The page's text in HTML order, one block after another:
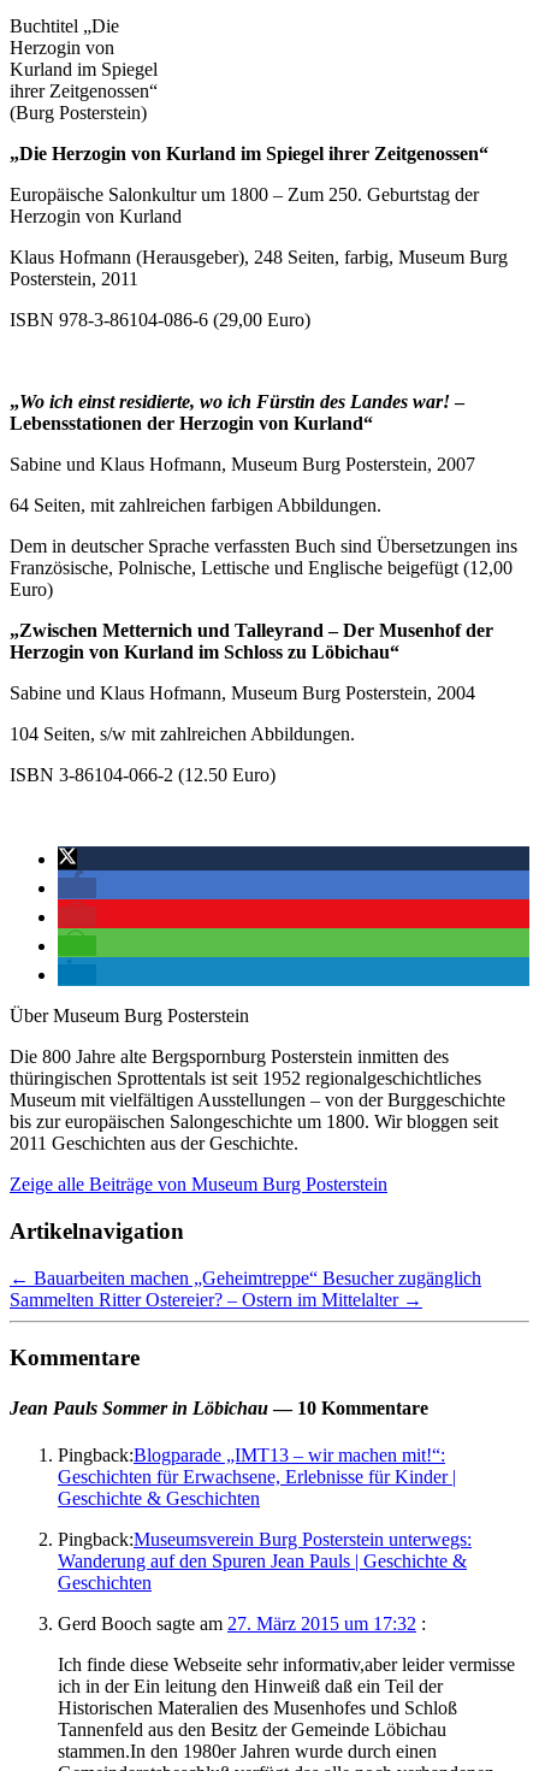
Buchtitel „Die
Herzogin von
Kurland im Spiegel
ihrer Zeitgenossen“
(Burg Posterstein)
„Die Herzogin von Kurland im Spiegel ihrer Zeitgenossen“
Europäische Salonkultur um 1800 – Zum 250. Geburtstag der
Herzogin von Kurland
Klaus Hofmann (Herausgeber), 248 Seiten, farbig, Museum Burg
Posterstein, 2011
ISBN 978-3-86104-086-6 (29,00 Euro)
„Wo ich einst residierte, wo ich Fürstin des Landes war!–
Lebensstationen der Herzogin von Kurland“
Sabine und Klaus Hofmann, Museum Burg Posterstein, 2007
64 Seiten, mit zahlreichen farbigen Abbildungen.
Dem in deutscher Sprache verfassten Buch sind Übersetzungen ins
Französische, Polnische, Lettische und Englische beigefügt (12,00
Euro)
„Zwischen Metternich und Talleyrand – Der Musenhof der
Herzogin von Kurland im Schloss zu Löbichau“
Sabine und Klaus Hofmann, Museum Burg Posterstein, 2004
104 Seiten, s/w mit zahlreichen Abbildungen.
ISBN 3-86104-066-2 (12.50 Euro)
Über Museum Burg Posterstein
Die 800 Jahre alte Bergspornburg Posterstein inmitten des
thüringischen Sprottentals ist seit 1952 regionalgeschichtliches
Museum mit vielfältigen Ausstellungen – von der Burggeschichte
bis zur europäischen Salongeschichte um 1800. Wir bloggen seit
2011 Geschichten aus der Geschichte.
Zeige alle Beiträge von Museum Burg Posterstein
Artikelnavigation
← Bauarbeiten machen „Geheimtreppe“ Besucher zugänglich
Sammelten Ritter Ostereier? – Ostern im Mittelalter →
Kommentare
Jean Pauls Sommer in Löbichau— 10 Kommentare
Pingback:Blogparade „IMT13 – wir machen mit!“:
Geschichten für Erwachsene, Erlebnisse für Kinder |
Geschichte & Geschichten
Pingback:Museumsverein Burg Posterstein unterwegs:
Wanderung auf den Spuren Jean Pauls | Geschichte &
Geschichten
Gerd Booch sagte am 27. März 2015 um 17:32 :
Ich finde diese Webseite sehr informativ,aber leider vermisse
ich in der Ein leitung den Hinweiß daß ein Teil der
Historischen Materalien des Musenhofes und Schloß
Tannenfeld aus den Besitz der Gemeinde Löbichau
stammen.In den 1980er Jahren wurde durch einen